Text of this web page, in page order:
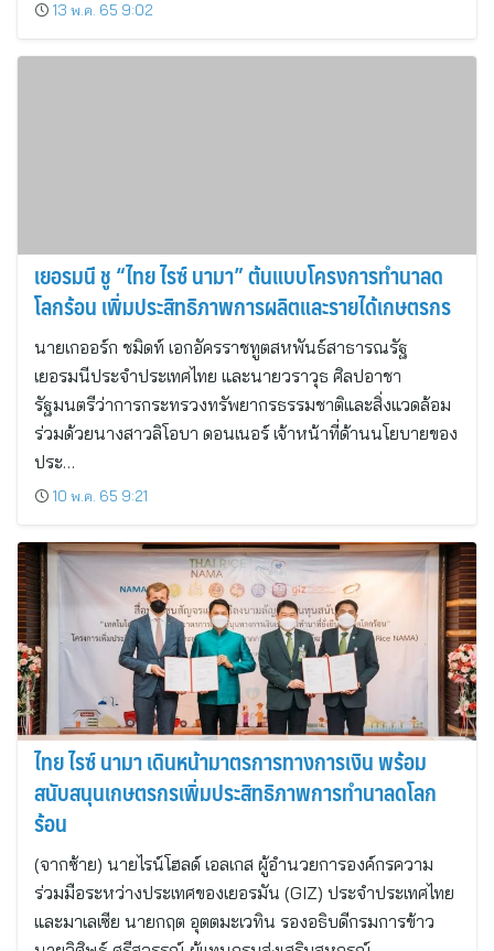
13 พ.ค. 65 9:02
เยอรมนี ชู “ไทย ไรซ์ นามา” ต้นแบบโครงการทำนาลด
โลกร้อน เพิ่มประสิทธิภาพการผลิตและรายได้เกษตรกร
นายเกออร์ก ชมิดท์ เอกอัครราชทูตสหพันธ์สาธารณรัฐ
เยอรมนีประจำประเทศไทย และนายวราวุธ ศิลปอาชา
รัฐมนตรีว่าการกระทรวงทรัพยากรธรรมชาติและสิ่งแวดล้อม
ร่วมด้วยนางสาวลิโอบา ดอนเนอร์ เจ้าหน้าที่ด้านนโยบายของ
ประ…
10 พ.ค. 65 9:21
ไทย ไรซ์ นามา เดินหน้ามาตรการทางการเงิน พร้อม
สนับสนุนเกษตรกรเพิ่มประสิทธิภาพการทำนาลดโลก
ร้อน
(จากซ้าย) นายไรน์โฮลด์ เอลเกส ผู้อำนวยการองค์กรความ
ร่วมมือระหว่างประเทศของเยอรมัน (GIZ) ประจำประเทศไทย
และมาเลเซีย นายกฤต อุตตมะเวทิน รองอธิบดีกรมการข้าว